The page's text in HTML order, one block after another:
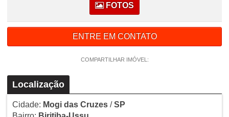
FOTOS
ENTRE EM CONTATO
COMPARTILHAR IMÓVEL:
Localização
Cidade: Mogi das Cruzes/SP